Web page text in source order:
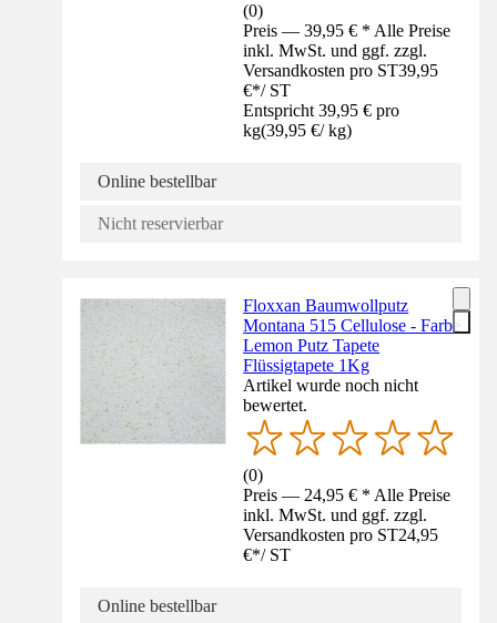
(0)
Preis — 39,95 € * Alle Preise
inkl. MwSt. und ggf. zzgl.
Versandkosten pro ST39,95
€*/ ST
Entspricht 39,95 € pro
kg(39,95 €/ kg)
Online bestellbar
Nicht reservierbar
Floxxan Baumwollputz
Montana 515 Cellulose - Farbe
Lemon Putz Tapete
Flüssigtapete 1Kg
Artikel wurde noch nicht
bewertet.
(0)
Preis — 24,95 € * Alle Preise
inkl. MwSt. und ggf. zzgl.
Versandkosten pro ST24,95
€*/ ST
Online bestellbar